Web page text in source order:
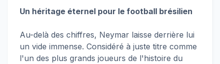
Un héritage éternel pour le football brésilien
Au-delà des chiffres, Neymar laisse derrière lui
un vide immense. Considéré à juste titre comme
l'un des plus grands joueurs de l'histoire du